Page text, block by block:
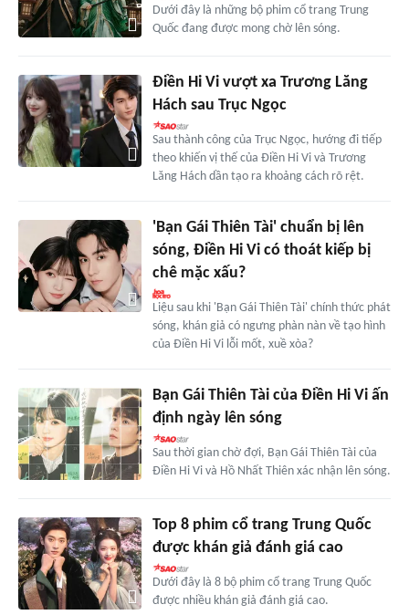
Dưới đây là những bộ phim cổ trang Trung
Quốc đang được mong chờ lên sóng.
Điền Hi Vi vượt xa Trương Lăng
Hách sau Trục Ngọc
Sau thành công của Trục Ngọc, hướng đi tiếp
theo khiến vị thế của Điền Hi Vi và Trương
Lăng Hách dần tạo ra khoảng cách rõ rệt.
'Bạn Gái Thiên Tài' chuẩn bị lên
sóng, Điền Hi Vi có thoát kiếp bị
chê mặc xấu?
Liệu sau khi 'Bạn Gái Thiên Tài' chính thức phát
sóng, khán giả có ngưng phàn nàn về tạo hình
của Điền Hi Vi lỗi mốt, xuề xòa?
Bạn Gái Thiên Tài của Điền Hi Vi ấn
định ngày lên sóng
Sau thời gian chờ đợi, Bạn Gái Thiên Tài của
Điền Hi Vi và Hồ Nhất Thiên xác nhận lên sóng.
Top 8 phim cổ trang Trung Quốc
được khán giả đánh giá cao
Dưới đây là 8 bộ phim cổ trang Trung Quốc
được nhiều khán giả đánh giá cao.